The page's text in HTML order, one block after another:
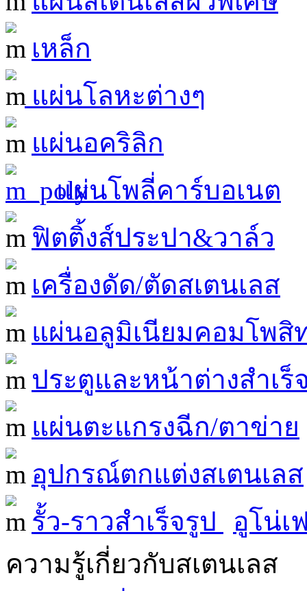
เหล็ก
แผ่นโลหะต่างๆ
แผ่นอคริลิก
แผ่นโพลี่คาร์บอเนต
ฟิตติ้งส์ประปา&วาล์ว
เครื่องดัด/ตัดสเตนเลส
แผ่นอลูมิเนียมคอมโพสิ
ประตูและหน้าต่างสำเร็
แผ่นตะแกรงฉีก/ตาข่าย
อุปกรณ์ตกแต่งสเตนเลส
รั้ว-ราวสำเร็จรูป
อูโน่เ
ความรู้เกี่ยวกับสเตนเลส